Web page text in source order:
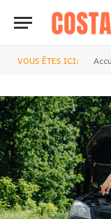
VOUS ÊTES ICI: